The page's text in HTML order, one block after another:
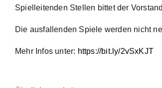
Spielleitenden Stellen bittet der
Die ausfallenden Spiele werden nicht
Mehr Infos unter: https://bit.ly/2vSxKJT